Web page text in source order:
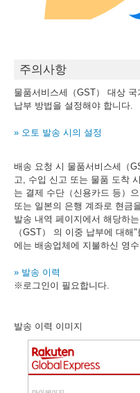
주의사항
물품서비스세（GST） 대상
납부 방법을 설정해야 합니다.
» 오토 발송 시의 설정
배송 요청 시 물품서비스세（
고, 수입 신고 또는 물품 도착
는 결제 수단（신용카드 등）
또는 일본의 은행 계좌로 현금
발송 내역 페이지에서 해당하
（GST） 의 이중 납부에 대
에는 배송업체에 지불하신 영
» 발송 이력
※로그인이 필요합니다.
발송 이력 이미지